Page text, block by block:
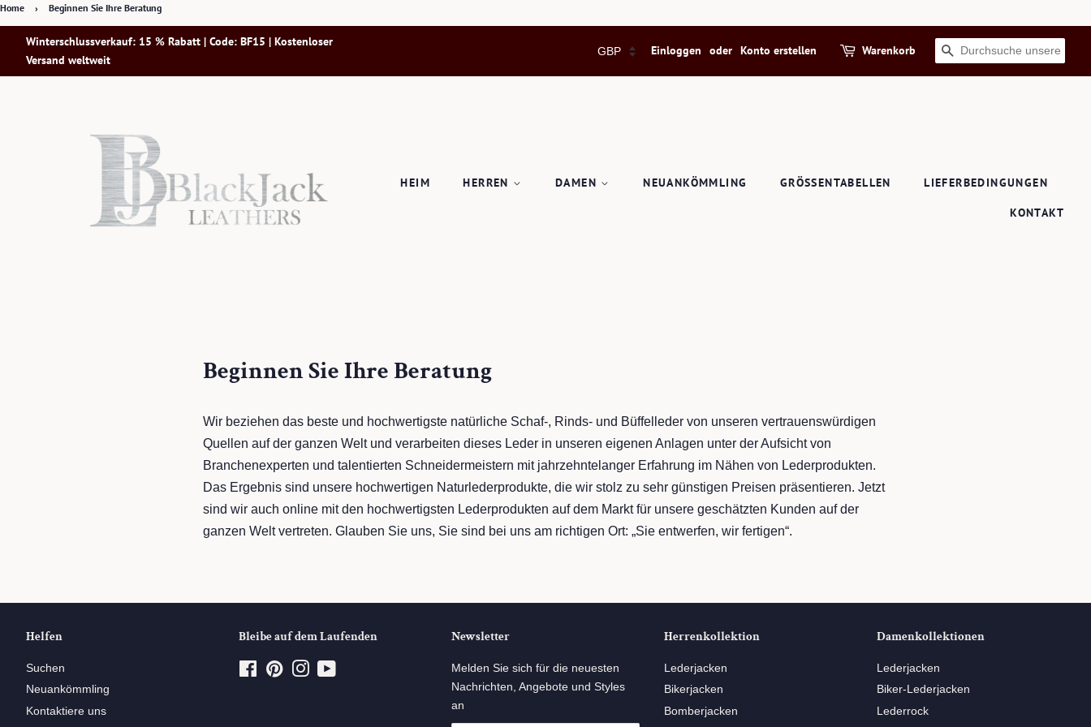
Home › Beginnen Sie Ihre Beratung
Winterschlussverkauf: 15 % Rabatt | Code: BF15 | Kostenloser
Versand weltweit
Einloggen oder Konto erstellen Warenkorb SUCHEN
HEIM HERREN DAMEN NEUANKÖMMLING GRÖSSENTABELLEN LIEFERBEDINGUNGEN
KONTAKT
Beginnen Sie Ihre Beratung
Wir beziehen das beste und hochwertigste natürliche Schaf-, Rinds- und Büffelleder von unseren vertrauenswürdigen
Quellen auf der ganzen Welt und verarbeiten dieses Leder in unseren eigenen Anlagen unter der Aufsicht von
Branchenexperten und talentierten Schneidermeistern mit jahrzehntelanger Erfahrung im Nähen von Lederprodukten.
Das Ergebnis sind unsere hochwertigen Naturlederprodukte, die wir stolz zu sehr günstigen Preisen präsentieren. Jetzt
sind wir auch online mit den hochwertigsten Lederprodukten auf dem Markt für unsere geschätzten Kunden auf der
ganzen Welt vertreten. Glauben Sie uns, Sie sind bei uns am richtigen Ort: „Sie entwerfen, wir fertigen“.
Helfen
Suchen
Neuankömmling
Kontaktiere uns
Bleibe auf dem Laufenden
FacebookPinterestInstagram
Newsletter
Melden Sie sich für die neuesten
Nachrichten, Angebote und Styles
an
Herrenkollektion
Lederjacken
Bikerjacken
Bomberjacken
Damenkollektionen
Lederjacken
Biker-Lederjacken
Lederrock